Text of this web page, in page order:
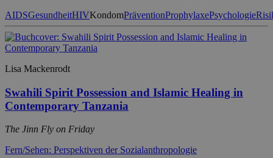
AIDSGesundheitHIVKondomPräventionProphylaxePsychologie
Lisa Mackenrodt
Swahili Spirit Possession and Islamic Healing in
Contemporary Tanzania
The Jinn Fly on Friday
Fern/Sehen: Perspektiven der Sozialanthropologie